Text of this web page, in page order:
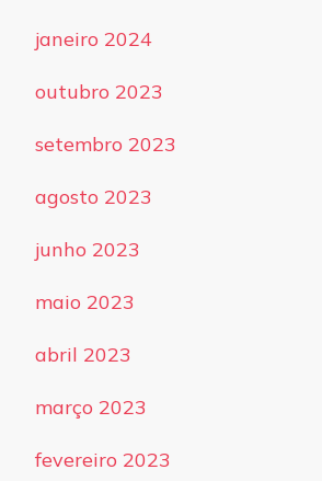
janeiro 2024
outubro 2023
setembro 2023
agosto 2023
junho 2023
maio 2023
abril 2023
março 2023
fevereiro 2023